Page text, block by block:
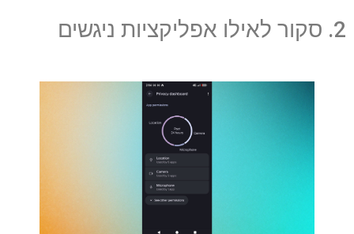
2. סקור לאילו אפליקציות ניגשים